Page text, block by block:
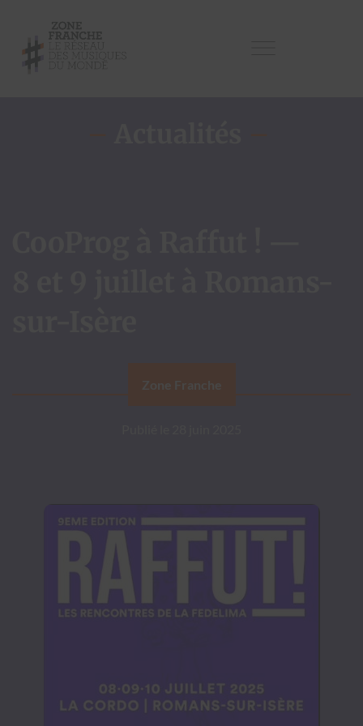
Zone Franche